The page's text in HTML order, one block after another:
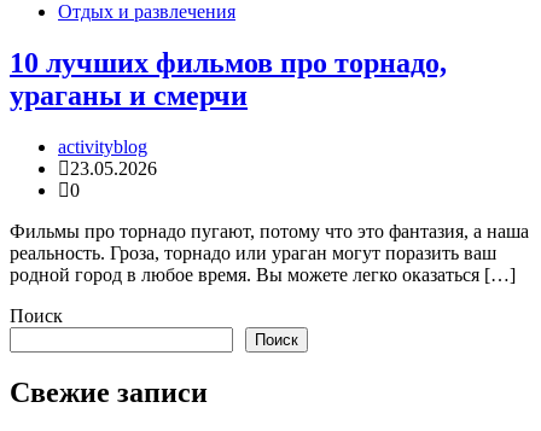
Отдых и развлечения
10 лучших фильмов про торнадо,
ураганы и смерчи
activityblog
23.05.2026
0
Фильмы про торнадо пугают, потому что это фантазия, а наша
реальность. Гроза, торнадо или ураган могут поразить ваш
родной город в любое время. Вы можете легко оказаться […]
Поиск
Поиск
Свежие записи